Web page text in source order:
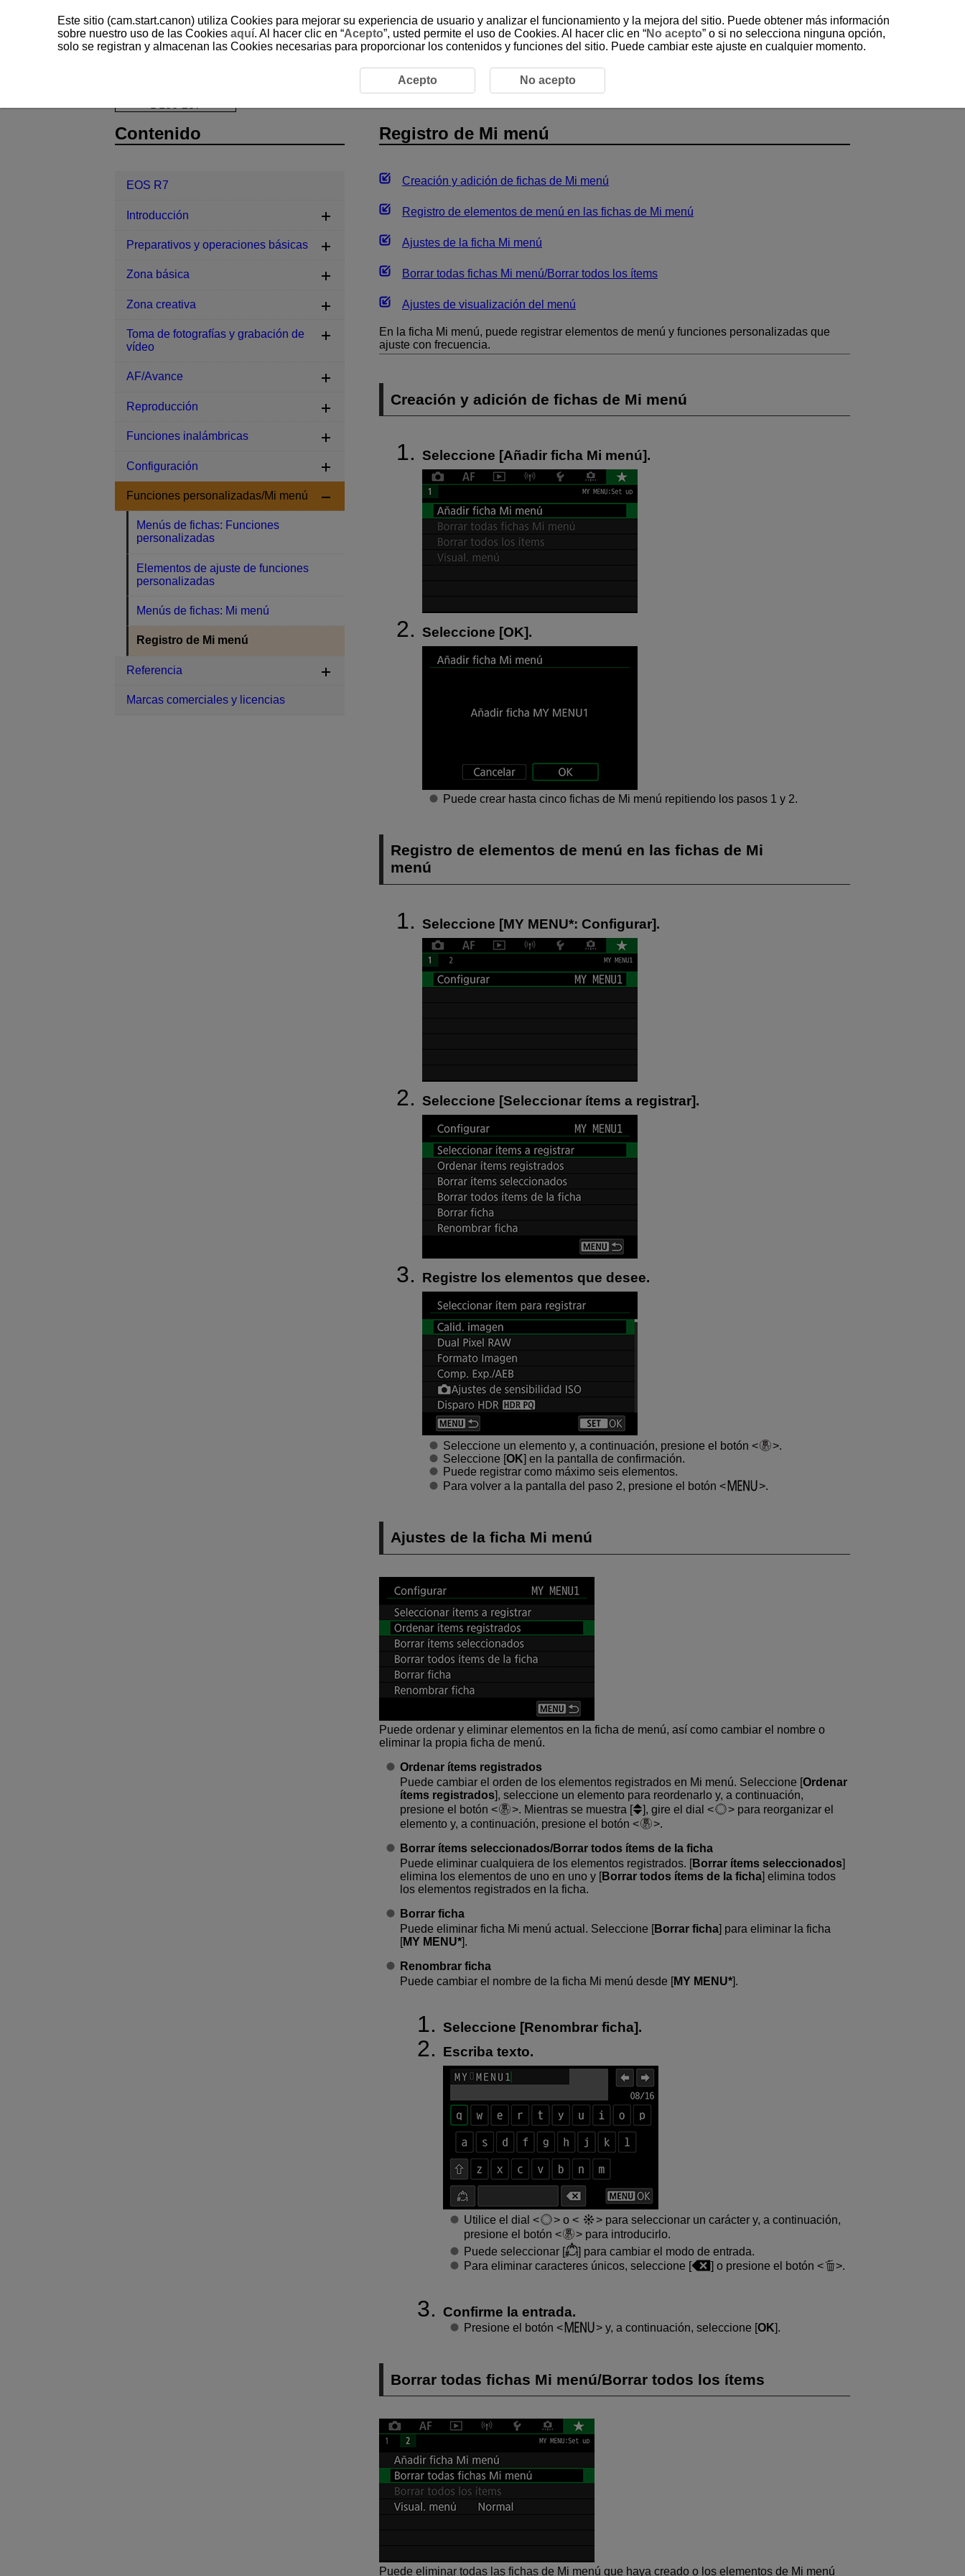
Funciones personalizadas/Mi menú Registro de Mi menú
Registro de Mi menú
Creación y adición de fichas de Mi menú
Registro de elementos de menú en las fichas de Mi menú
Ajustes de la ficha Mi menú
Borrar todas fichas Mi menú/Borrar todos los ítems
Ajustes de visualización del menú
En la ficha Mi menú, puede registrar elementos de menú y funciones personalizadas que
ajuste con frecuencia.
Creación y adición de fichas de Mi menú
Seleccione [Añadir ficha Mi menú].
Seleccione [OK].
Puede crear hasta cinco fichas de Mi menú repitiendo los pasos 1 y 2.
Registro de elementos de menú en las fichas de Mi
menú
Seleccione [MY MENU*: Configurar].
Seleccione [Seleccionar ítems a registrar].
Registre los elementos que desee.
Seleccione un elemento y, a continuación, presione el botón
.
Seleccione [OK] en la pantalla de confirmación.
Puede registrar como máximo seis elementos.
Para volver a la pantalla del paso 2, presione el botón
.
Ajustes de la ficha Mi menú
Puede ordenar y eliminar elementos en la ficha de menú, así como cambiar el nombre o
eliminar la propia ficha de menú.
Ordenar ítems registrados
Puede cambiar el orden de los elementos registrados en Mi menú. Seleccione [Ordenar
ítems registrados], seleccione un elemento para reordenarlo y, a continuación,
presione el botón
. Mientras se muestra [ ], gire el dial
para reorganizar el
elemento y, a continuación, presione el botón
.
Borrar ítems seleccionados/Borrar todos ítems de la ficha
Puede eliminar cualquiera de los elementos registrados. [Borrar ítems seleccionados]
elimina los elementos de uno en uno y [Borrar todos ítems de la ficha] elimina todos
los elementos registrados en la ficha.
Borrar ficha
Puede eliminar ficha Mi menú actual. Seleccione [Borrar ficha] para eliminar la ficha
[MY MENU*].
Renombrar ficha
Puede cambiar el nombre de la ficha Mi menú desde [
MY MENU*].
Seleccione [Renombrar ficha].
Escriba texto.
Utilice el dial o
para seleccionar un carácter y, a continuación,
presione el botón
para introducirlo.
Puede seleccionar [
] para cambiar el modo de entrada.
Para eliminar caracteres únicos, seleccione [
] o presione el botón .
Confirme la entrada.
Presione el botón y, a continuación, seleccione [ OK ].
Borrar todas fichas Mi menú/Borrar todos los ítems
Puede eliminar todas las fichas de Mi menú que haya creado o los elementos de Mi menú
Contenido
EOS R7
Introducción
Preparativos y operaciones básicas
Zona básica
Zona creativa
Toma de fotografías y grabación de
vídeo
AF/Avance
Reproducción
Funciones inalámbricas
Configuración
Funciones personalizadas/Mi menú
Menús de fichas: Funciones
personalizadas
Elementos de ajuste de funciones
personalizadas
Menús de fichas: Mi menú
Registro de Mi menú
Referencia
Marcas comerciales y licencias
Este sitio (cam.start.canon) utiliza Cookies para mejorar su experiencia de usuario y analizar el funcionamiento y la mejora del sitio. Puede obtener más información
sobre nuestro uso de las Cookies aquí. Al hacer clic en “Acepto”, usted permite el uso de Cookies. Al hacer clic en “No acepto” o si no selecciona ninguna opción,
solo se registran y almacenan las Cookies necesarias para proporcionar los contenidos y funciones del sitio. Puede cambiar este ajuste en cualquier momento.
Acepto No acepto